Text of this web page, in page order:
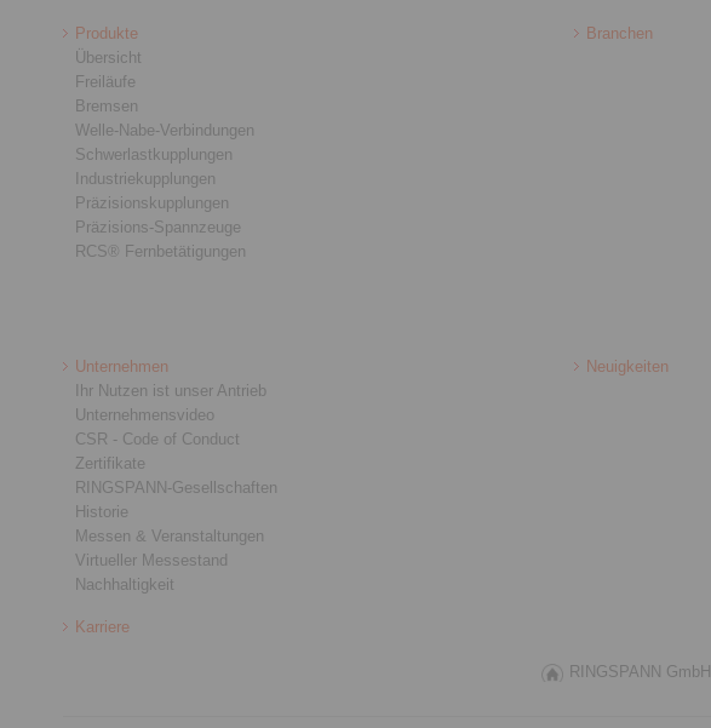
Produkte
Übersicht
Freiläufe
Bremsen
Welle-Nabe-Verbindungen
Schwerlastkupplungen
Industriekupplungen
Präzisionskupplungen
Präzisions-Spannzeuge
RCS® Fernbetätigungen
Branchen
Unternehmen
Ihr Nutzen ist unser Antrieb
Unternehmensvideo
CSR - Code of Conduct
Zertifikate
RINGSPANN-Gesellschaften
Historie
Messen & Veranstaltungen
Virtueller Messestand
Nachhaltigkeit
Neuigkeiten
Karriere
RINGSPANN GmbH |